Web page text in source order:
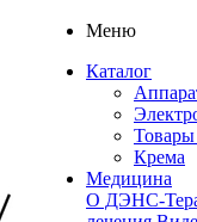
Меню
Каталог
Товары
Крема
Медицина
О ДЭНС-